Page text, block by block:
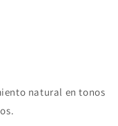
natural en tonos